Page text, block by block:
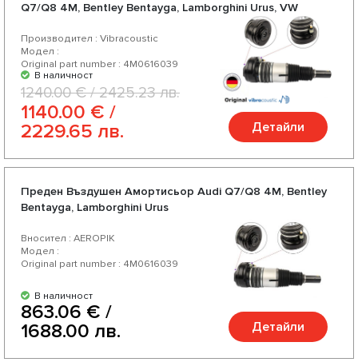
Q7/Q8 4M, Bentley Bentayga, Lamborghini Urus, VW
Производител : Vibracoustic
Модел :
Original part number : 4M0616039
В наличност
1240.00 € / 2425.23 лв.
1140.00 € /
2229.65 лв.
Детайли
Преден Въздушен Амортисьор Audi Q7/Q8 4M, Bentley
Bentayga, Lamborghini Urus
Вносител : AEROPIK
Модел :
Original part number : 4M0616039
В наличност
863.06 € /
1688.00 лв.
Детайли